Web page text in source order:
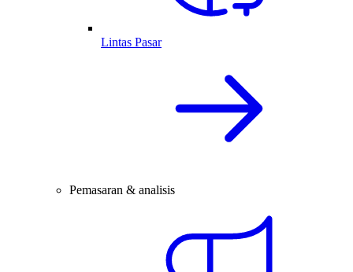
Lintas Pasar
Pemasaran & analisis